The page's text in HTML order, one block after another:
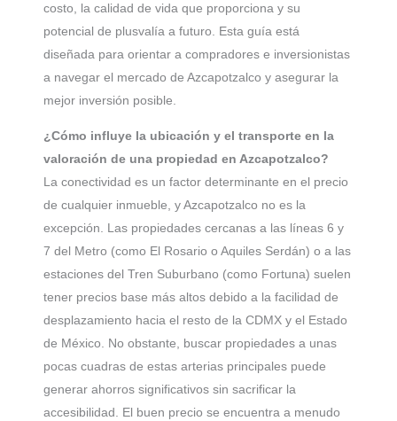
costo, la calidad de vida que proporciona y su
potencial de plusvalía a futuro. Esta guía está
diseñada para orientar a compradores e inversionistas
a navegar el mercado de Azcapotzalco y asegurar la
mejor inversión posible.
¿Cómo influye la ubicación y el transporte en la
valoración de una propiedad en Azcapotzalco?
La conectividad es un factor determinante en el precio
de cualquier inmueble, y Azcapotzalco no es la
excepción. Las propiedades cercanas a las líneas 6 y
7 del Metro (como El Rosario o Aquiles Serdán) o a las
estaciones del Tren Suburbano (como Fortuna) suelen
tener precios base más altos debido a la facilidad de
desplazamiento hacia el resto de la CDMX y el Estado
de México. No obstante, buscar propiedades a unas
pocas cuadras de estas arterias principales puede
generar ahorros significativos sin sacrificar la
accesibilidad. El buen precio se encuentra a menudo